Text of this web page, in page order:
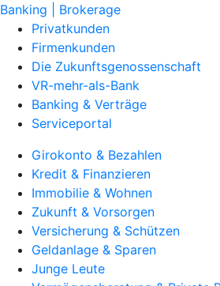
Banking | Brokerage
Privatkunden
Firmenkunden
Die Zukunftsgenossenschaft
VR-mehr-als-Bank
Banking & Verträge
Serviceportal
Girokonto & Bezahlen
Kredit & Finanzieren
Immobilie & Wohnen
Zukunft & Vorsorgen
Versicherung & Schützen
Geldanlage & Sparen
Junge Leute